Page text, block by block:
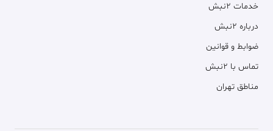
خدمات ۲نبش
درباره ۲نبش
ضوابط و قوانین
تماس با ۲نبش
مناطق تهران